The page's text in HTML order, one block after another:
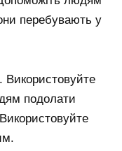
перебувають у
Використовуйте
подолати